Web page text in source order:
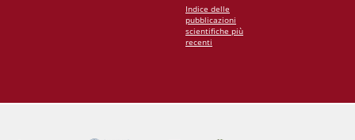
Indice delle
pubblicazioni
scientifiche più
recenti